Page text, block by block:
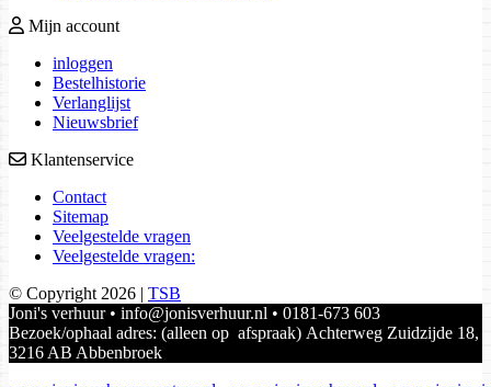
Mijn account
inloggen
Bestelhistorie
Verlanglijst
Nieuwsbrief
Klantenservice
Contact
Sitemap
Veelgestelde vragen
Veelgestelde vragen:
© Copyright 2026 | TSB
Joni's verhuur • info@jonisverhuur.nl • 0181-673 603
Bezoek/ophaal adres: (alleen op afspraak) Achterweg Zuidzijde 18,
3216 AB Abbenbroek